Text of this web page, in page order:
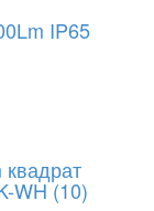
IP65
WH (10)